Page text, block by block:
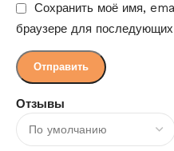
Отзывы
Сохранить моё имя,
браузере для